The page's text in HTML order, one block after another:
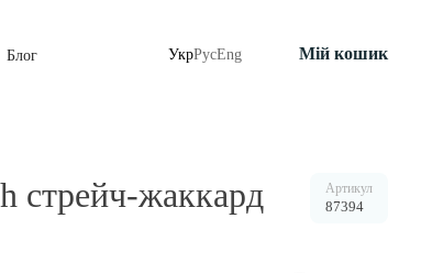
Блог УкрРусEng Мій кошик
стрейч-жаккард Артикул
87394